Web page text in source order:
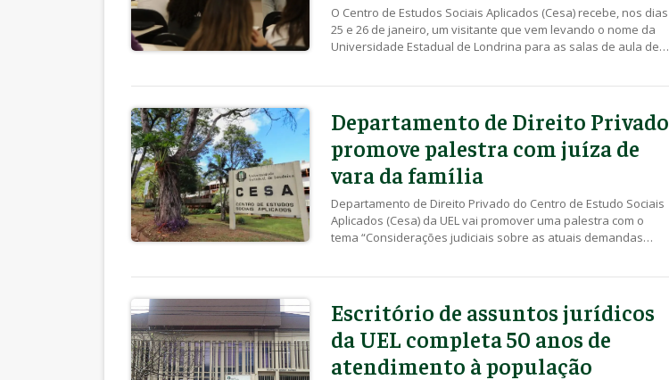
O Centro de Estudos Sociais Aplicados (Cesa) recebe, nos dias
25 e 26 de janeiro, um visitante que vem levando o nome da
Universidade Estadual de Londrina para as salas de aula de
Departamento de Direito Privado
promove palestra com juíza de
vara da família
Departamento de Direito Privado do Centro de Estudo Sociais
Aplicados (Cesa) da UEL vai promover uma palestra com o
tema “Considerações judiciais sobre as atuais demandas
Escritório de assuntos jurídicos
da UEL completa 50 anos de
atendimento à população